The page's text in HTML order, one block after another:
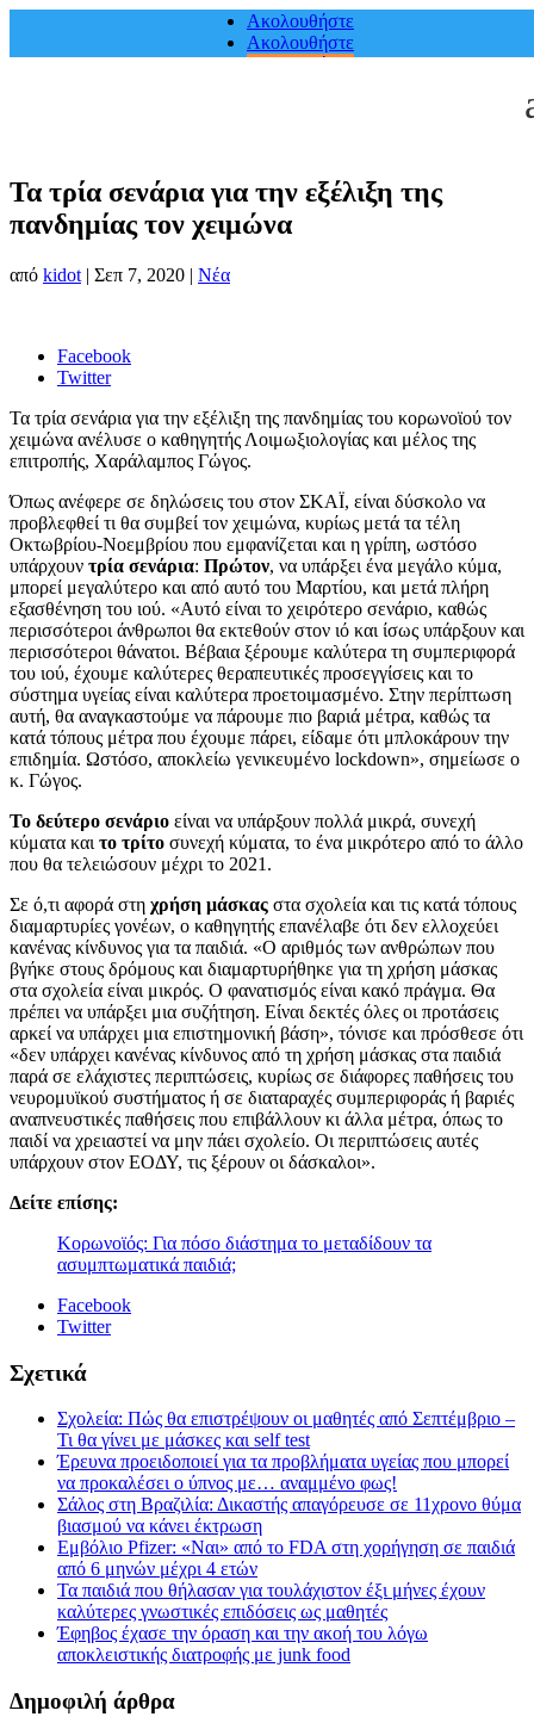
Ακολουθήστε
Ακολουθήστε
Ακολουθήστε
Τα τρία σενάρια για την εξέλιξη της
πανδημίας τον χειμώνα
από kidot | Σεπ 7, 2020 | Νέα
Facebook
Twitter
Τα τρία σενάρια για την εξέλιξη της πανδημίας του κορωνοϊού τον
χειμώνα ανέλυσε ο καθηγητής Λοιμωξιολογίας και μέλος της
επιτροπής, Χαράλαμπος Γώγος.
Όπως ανέφερε σε δηλώσεις του στον ΣΚΑΪ, είναι δύσκολο να
προβλεφθεί τι θα συμβεί τον χειμώνα, κυρίως μετά τα τέλη
Οκτωβρίου-Νοεμβρίου που εμφανίζεται και η γρίπη, ωστόσο
υπάρχουν τρία σενάρια: Πρώτον, να υπάρξει ένα μεγάλο κύμα,
μπορεί μεγαλύτερο και από αυτό του Μαρτίου, και μετά πλήρη
εξασθένηση του ιού. «Αυτό είναι το χειρότερο σενάριο, καθώς
περισσότεροι άνθρωποι θα εκτεθούν στον ιό και ίσως υπάρξουν και
περισσότεροι θάνατοι. Βέβαια ξέρουμε καλύτερα τη συμπεριφορά
του ιού, έχουμε καλύτερες θεραπευτικές προσεγγίσεις και το
σύστημα υγείας είναι καλύτερα προετοιμασμένο. Στην περίπτωση
αυτή, θα αναγκαστούμε να πάρουμε πιο βαριά μέτρα, καθώς τα
κατά τόπους μέτρα που έχουμε πάρει, είδαμε ότι μπλοκάρουν την
επιδημία. Ωστόσο, αποκλείω γενικευμένο lockdown», σημείωσε ο
κ. Γώγος.
Το δεύτερο σενάριο είναι να υπάρξουν πολλά μικρά, συνεχή
κύματα και το τρίτο συνεχή κύματα, το ένα μικρότερο από το άλλο
που θα τελειώσουν μέχρι το 2021.
Σε ό,τι αφορά στη χρήση μάσκας στα σχολεία και τις κατά τόπους
διαμαρτυρίες γονέων, ο καθηγητής επανέλαβε ότι δεν ελλοχεύει
κανένας κίνδυνος για τα παιδιά. «Ο αριθμός των ανθρώπων που
βγήκε στους δρόμους και διαμαρτυρήθηκε για τη χρήση μάσκας
στα σχολεία είναι μικρός. Ο φανατισμός είναι κακό πράγμα. Θα
πρέπει να υπάρξει μια συζήτηση. Είναι δεκτές όλες οι προτάσεις
αρκεί να υπάρχει μια επιστημονική βάση», τόνισε και πρόσθεσε ότι
«δεν υπάρχει κανένας κίνδυνος από τη χρήση μάσκας στα παιδιά
παρά σε ελάχιστες περιπτώσεις, κυρίως σε διάφορες παθήσεις του
νευρομυϊκού συστήματος ή σε διαταραχές συμπεριφοράς ή βαριές
αναπνευστικές παθήσεις που επιβάλλουν κι άλλα μέτρα, όπως το
παιδί να χρειαστεί να μην πάει σχολείο. Οι περιπτώσεις αυτές
υπάρχουν στον ΕΟΔΥ, τις ξέρουν οι δάσκαλοι».
Δείτε επίσης:
Κορωνοϊός: Για πόσο διάστημα το μεταδίδουν τα
ασυμπτωματικά παιδιά;
Facebook
Twitter
Σχετικά
Σχολεία: Πώς θα επιστρέψουν οι μαθητές από Σεπτέμβριο –
Τι θα γίνει με μάσκες και self test
Έρευνα προειδοποιεί για τα προβλήματα υγείας που μπορεί
να προκαλέσει ο ύπνος με… αναμμένο φως!
Σάλος στη Βραζιλία: Δικαστής απαγόρευσε σε 11χρονο θύμα
βιασμού να κάνει έκτρωση
Εμβόλιο Pfizer: «Ναι» από το FDA στη χορήγηση σε παιδιά
από 6 μηνών μέχρι 4 ετών
Τα παιδιά που θήλασαν για τουλάχιστον έξι μήνες έχουν
καλύτερες γνωστικές επιδόσεις ως μαθητές
Έφηβος έχασε την όραση και την ακοή του λόγω
αποκλειστικής διατροφής με junk food
Δημοφιλή άρθρα